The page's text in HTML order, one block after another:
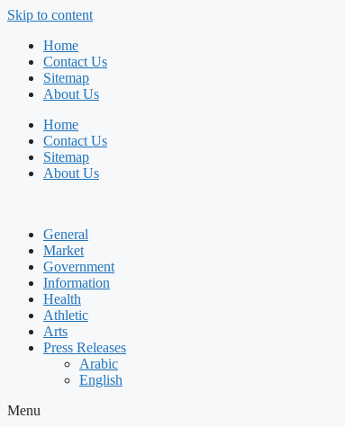
Skip to content
Home
Contact Us
Sitemap
About Us
Home
Contact Us
Sitemap
About Us
General
Market
Government
Information
Health
Athletic
Arts
Press Releases
Arabic
English
Menu